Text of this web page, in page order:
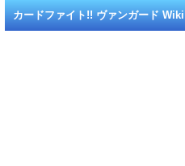
カードファイト!! ヴァンガード Wiki